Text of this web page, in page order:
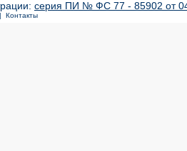
серия ПИ № ФС 77 - 85902 от 04
Контакты